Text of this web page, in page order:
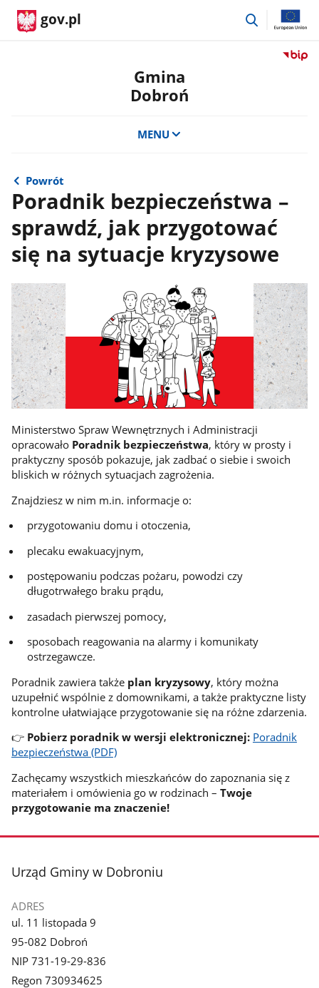
gov.pl
przejdź
Przejdź
Gmina
Dobroń
MENU
Powrót
Poradnik bezpieczeństwa –
sprawdź, jak przygotować
się na sytuacje kryzysowe
Ministerstwo Spraw Wewnętrznych i Administracji
opracowało Poradnik bezpieczeństwa, który w prosty i
praktyczny sposób pokazuje, jak zadbać o siebie i swoich
bliskich w różnych sytuacjach zagrożenia.
Znajdziesz w nim m.in. informacje o:
przygotowaniu domu i otoczenia,
plecaku ewakuacyjnym,
postępowaniu podczas pożaru, powodzi czy
długotrwałego braku prądu,
zasadach pierwszej pomocy,
sposobach reagowania na alarmy i komunikaty
ostrzegawcze.
Poradnik zawiera także plan kryzysowy, który można
uzupełnić wspólnie z domownikami, a także praktyczne listy
kontrolne ułatwiające przygotowanie się na różne zdarzenia.
👉 Pobierz poradnik w wersji elektronicznej: Poradnik
bezpieczeństwa (PDF)
Zachęcamy wszystkich mieszkańców do zapoznania się z
materiałem i omówienia go w rodzinach – Twoje
przygotowanie ma znaczenie!
stopka
Urząd Gminy w Dobroniu
ADRES
ul. 11 listopada 9
95-082 Dobroń
NIP 731-19-29-836
Regon 730934625